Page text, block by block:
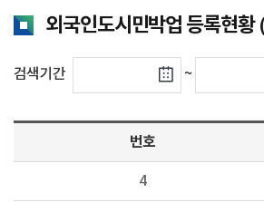
외국인도시민박업 등록현황
검색기간 ~
번호
4